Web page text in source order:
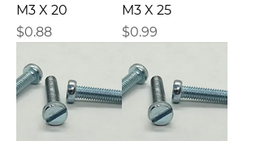
M3 X 20
Precio
$0.88
M3 X 25
Precio
$0.99